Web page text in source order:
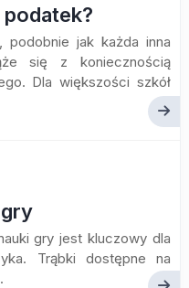
podobnie jak każda inna
się z koniecznością
Dla większości szkół
gry jest kluczowy dla
Trąbki dostępne na